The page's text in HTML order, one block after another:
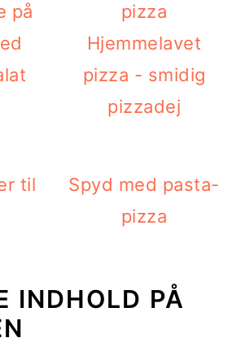
på
Hjemmelavet
pizza - smidig
pizzadej
til
Spyd med pasta-
pizza
INDHOLD PÅ